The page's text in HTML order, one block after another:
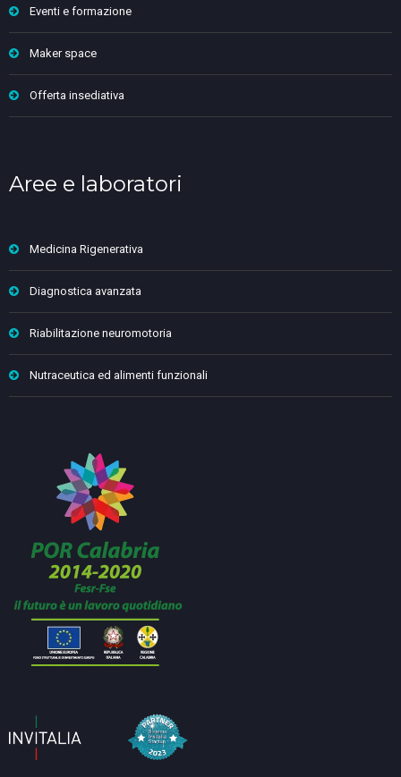
Eventi e formazione
Maker space
Offerta insediativa
Aree e laboratori
Medicina Rigenerativa
Diagnostica avanzata
Riabilitazione neuromotoria
Nutraceutica ed alimenti funzionali